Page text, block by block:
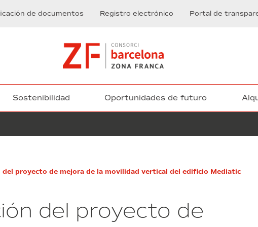
de documentos Registro electrónico Portal de
Sostenibilidad Oportunidades de futuro
del proyecto de mejora de la movilidad vertical del edificio Mediatic
del proyecto de
de
y
móvil